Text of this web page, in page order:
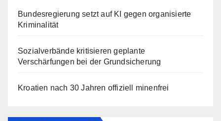
Bundesregierung setzt auf KI gegen organisierte
Kriminalität
Sozialverbände kritisieren geplante
Verschärfungen bei der Grundsicherung
Kroatien nach 30 Jahren offiziell minenfrei